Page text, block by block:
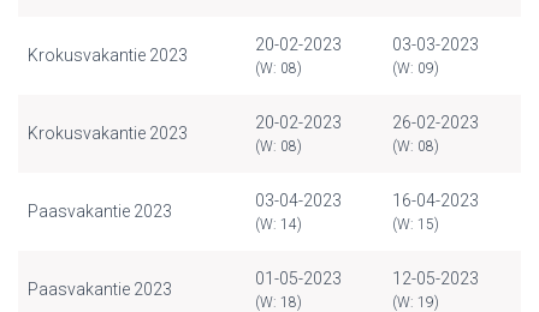
Krokusvakantie 2023
20-02-2023
(W: 08)
03-03-2023
(W: 09)
Krokusvakantie 2023
20-02-2023
(W: 08)
26-02-2023
(W: 08)
Paasvakantie 2023
03-04-2023
(W: 14)
16-04-2023
(W: 15)
Paasvakantie 2023
01-05-2023
(W: 18)
12-05-2023
(W: 19)